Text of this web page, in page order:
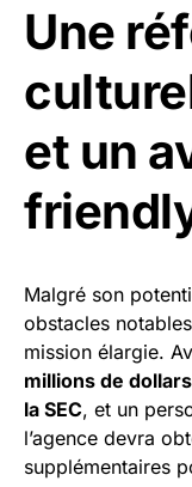
Une
et un
Malgré son
obstacles
mission élargie.
millions de dollars
la SEC, et un
l’agence devra
supplémentaires